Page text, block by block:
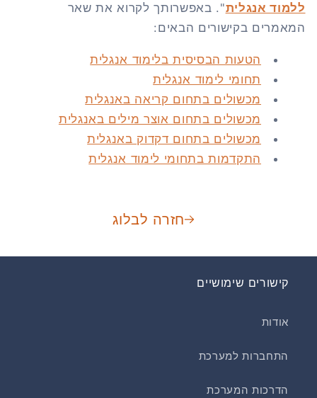
ללמוד אנגלית". באפשרותך לקרוא את שאר
המאמרים בקישורים הבאים:
הטעות הבסיסית בלימוד אנגלית
תחומי לימוד אנגלית
מכשולים בתחום קריאה באנגלית
מכשולים בתחום אוצר מילים באנגלית
מכשולים בתחום דקדוק באנגלית
התקדמות בתחומי לימוד אנגלית
חזרה לבלוג
קישורים שימושיים
אודות
התחברות למערכת
הדרכות המערכת